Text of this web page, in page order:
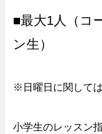
■最大1人（コ
ン生）
※日曜日に関して
小学生のレッスン